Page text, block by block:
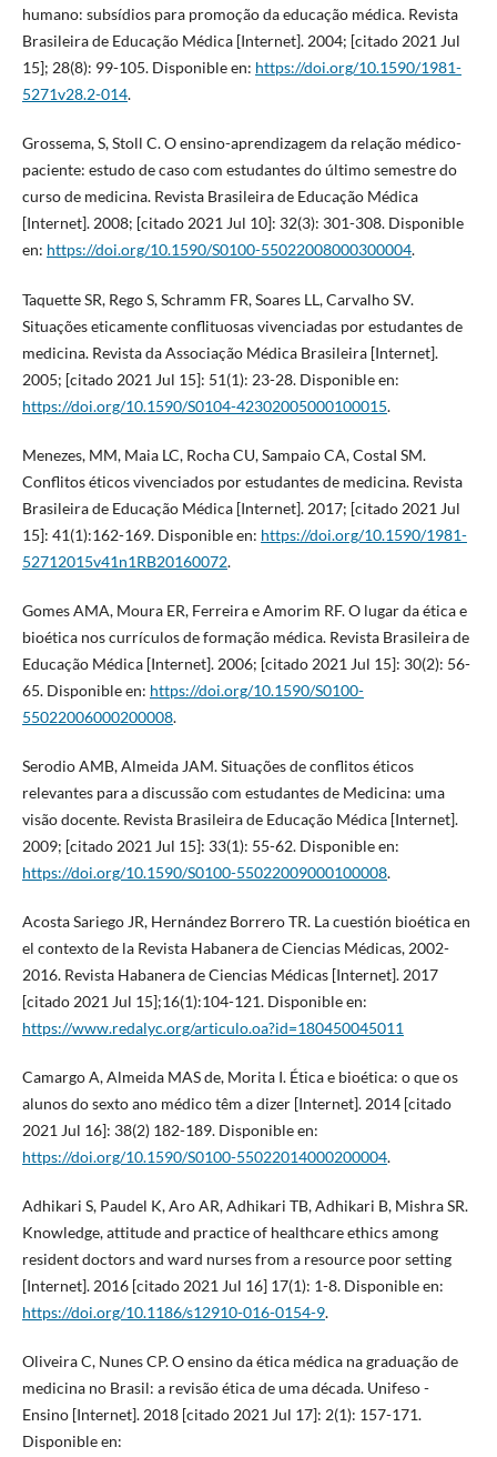
humano: subsídios para promoção da educação médica. Revista
Brasileira de Educação Médica [Internet]. 2004; [citado 2021 Jul
15]; 28(8): 99-105. Disponible en: https://doi.org/10.1590/1981-
5271v28.2-014.
Grossema, S, Stoll C. O ensino-aprendizagem da relação médico-
paciente: estudo de caso com estudantes do último semestre do
curso de medicina. Revista Brasileira de Educação Médica
[Internet]. 2008; [citado 2021 Jul 10]: 32(3): 301-308. Disponible
en: https://doi.org/10.1590/S0100-55022008000300004.
Taquette SR, Rego S, Schramm FR, Soares LL, Carvalho SV.
Situações eticamente conflituosas vivenciadas por estudantes de
medicina. Revista da Associação Médica Brasileira [Internet].
2005; [citado 2021 Jul 15]: 51(1): 23-28. Disponible en:
https://doi.org/10.1590/S0104-42302005000100015.
Menezes, MM, Maia LC, Rocha CU, Sampaio CA, CostaI SM.
Conflitos éticos vivenciados por estudantes de medicina. Revista
Brasileira de Educação Médica [Internet]. 2017; [citado 2021 Jul
15]: 41(1):162-169. Disponible en: https://doi.org/10.1590/1981-
52712015v41n1RB20160072.
Gomes AMA, Moura ER, Ferreira e Amorim RF. O lugar da ética e
bioética nos currículos de formação médica. Revista Brasileira de
Educação Médica [Internet]. 2006; [citado 2021 Jul 15]: 30(2): 56-
65. Disponible en: https://doi.org/10.1590/S0100-
55022006000200008.
Serodio AMB, Almeida JAM. Situações de conflitos éticos
relevantes para a discussão com estudantes de Medicina: uma
visão docente. Revista Brasileira de Educação Médica [Internet].
2009; [citado 2021 Jul 15]: 33(1): 55-62. Disponible en:
https://doi.org/10.1590/S0100-55022009000100008.
Acosta Sariego JR, Hernández Borrero TR. La cuestión bioética en
el contexto de la Revista Habanera de Ciencias Médicas, 2002-
2016. Revista Habanera de Ciencias Médicas [Internet]. 2017
[citado 2021 Jul 15];16(1):104-121. Disponible en:
https://www.redalyc.org/articulo.oa?id=180450045011
Camargo A, Almeida MAS de, Morita I. Ética e bioética: o que os
alunos do sexto ano médico têm a dizer [Internet]. 2014 [citado
2021 Jul 16]: 38(2) 182-189. Disponible en:
https://doi.org/10.1590/S0100-55022014000200004.
Adhikari S, Paudel K, Aro AR, Adhikari TB, Adhikari B, Mishra SR.
Knowledge, attitude and practice of healthcare ethics among
resident doctors and ward nurses from a resource poor setting
[Internet]. 2016 [citado 2021 Jul 16] 17(1): 1-8. Disponible en:
https://doi.org/10.1186/s12910-016-0154-9.
Oliveira C, Nunes CP. O ensino da ética médica na graduação de
medicina no Brasil: a revisão ética de uma década. Unifeso -
Ensino [Internet]. 2018 [citado 2021 Jul 17]: 2(1): 157-171.
Disponible en: